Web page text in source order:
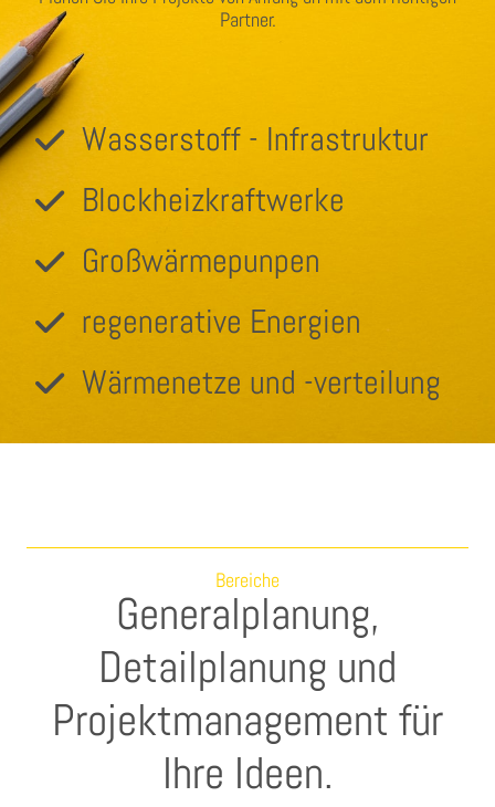
Partner.
Wasserstoff - Infrastruktur
Blockheizkraftwerke
Großwärmepunpen
regenerative Energien
Wärmenetze und -verteilung
Bereiche
Generalplanung,
Detailplanung und
Projektmanagement für
Ihre Ideen.